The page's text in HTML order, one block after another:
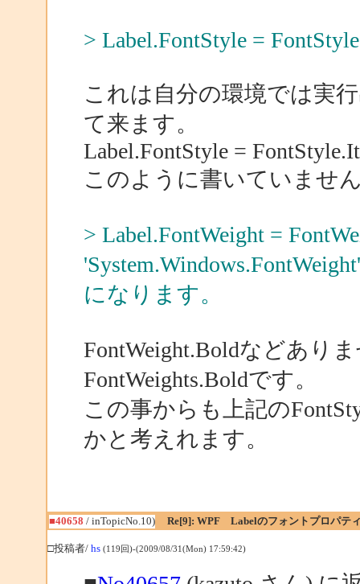
> Label.FontStyle =
これは自分の環境では実
て来ます。
Label.FontStyle =
このように書いていませ
> Label.FontWeight =
になります。
FontWeight.Boldなどあり
FontWeights.Boldです。
この事からも上記の
かと考えれます。
■40658 / inTopicNo.10) Re[9]: WPF Labelのフォントプロパテ
□投稿者/ hs (119回)-(2009/08/31(Mon) 17:59:42)